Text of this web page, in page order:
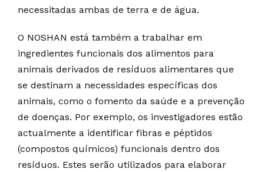
necessitadas ambas de terra e de água.
O NOSHAN está também a trabalhar em
ingredientes funcionais dos alimentos para
animais derivados de resíduos alimentares que
se destinam a necessidades específicas dos
animais, como o fomento da saúde e a prevenção
de doenças. Por exemplo, os investigadores estão
actualmente a identificar fibras e péptidos
(compostos químicos) funcionais dentro dos
resíduos. Estes serão utilizados para elaborar